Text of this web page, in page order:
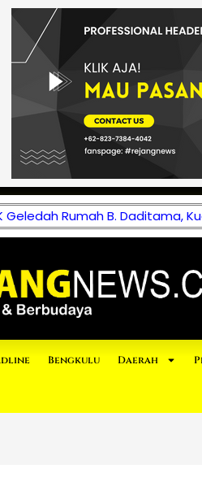
Geledah Rumah B. Daditama,
Bengkulu Daerah